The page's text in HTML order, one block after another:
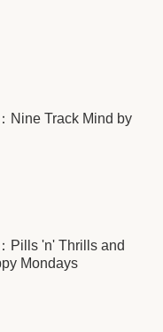
Nine Track Mind by
Pills 'n' Thrills and
Mondays